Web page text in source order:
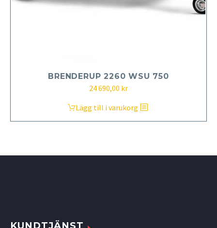
BRENDERUP 2260 WSU 750
24 690,00 kr
Lägg till i varukorg